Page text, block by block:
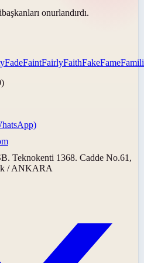
başkanları onurlandırdı.
FadeFaintFairlyFaithFakeFame
Teknokenti 1368. Cadde No.61,
/ ANKARA